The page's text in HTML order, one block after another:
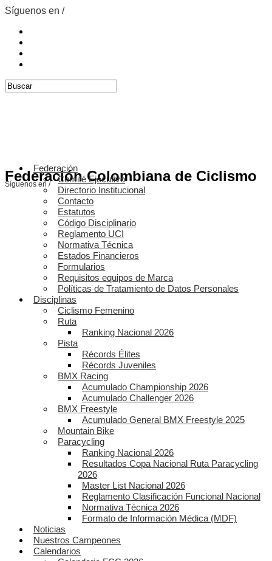
Síguenos en /
Federación Colombiana de Ciclismo
Síguenos en /
Federación
Comité Ejecutivo
Directorio Institucional
Contacto
Estatutos
Código Disciplinario
Reglamento UCI
Normativa Técnica
Estados Financieros
Formularios
Requisitos equipos de Marca
Políticas de Tratamiento de Datos Personales
Disciplinas
Ciclismo Femenino
Ruta
Ranking Nacional 2026
Pista
Récords Élites
Récords Juveniles
BMX Racing
Acumulado Championship 2026
Acumulado Challenger 2026
BMX Freestyle
Acumulado General BMX Freestyle 2025
Mountain Bike
Paracycling
Ranking Nacional 2026
Resultados Copa Nacional Ruta Paracycling
2026
Master List Nacional 2026
Reglamento Clasificación Funcional Nacional
Normativa Técnica 2026
Formato de Información Médica (MDF)
Noticias
Nuestros Campeones
Calendarios